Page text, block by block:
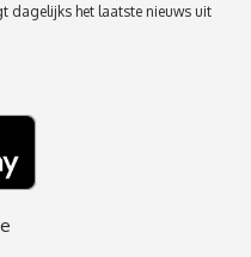
dagelijks het laatste nieuws uit